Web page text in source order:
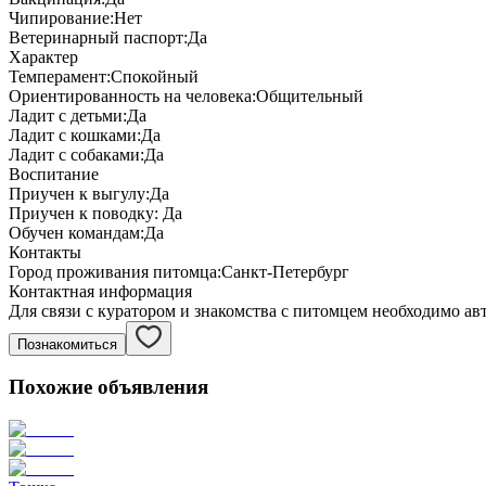
Чипирование:Нет
Ветеринарный паспорт:Да
Характер
Темперамент:Спокойный
Ориентированность на человека:Общительный
Ладит с детьми:Да
Ладит с кошками:Да
Ладит с собаками:Да
Воспитание
Приучен к выгулу:Да
Приучен к поводку: Да
Обучен командам:Да
Контакты
Город проживания питомца:Санкт-Петербург
Контактная информация
Для связи с куратором и знакомства с питомцем необходимо
Познакомиться
Похожие объявления